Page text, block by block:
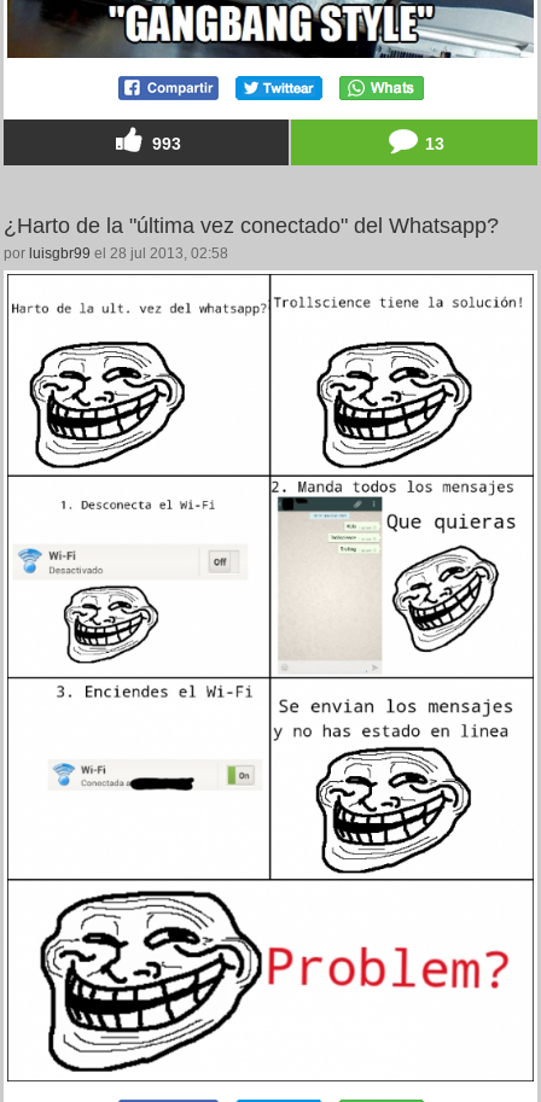
993 13
¿Harto de la "última vez conectado" del Whatsapp?
por luisgbr99 el 28 jul 2013, 02:58